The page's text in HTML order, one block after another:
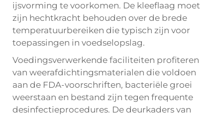
ijsvorming te voorkomen. De kleeflaag moet
zijn hechtkracht behouden over de brede
temperatuurbereiken die typisch zijn voor
toepassingen in voedselopslag.
Voedingsverwerkende faciliteiten profiteren
van weerafdichtingsmaterialen die voldoen
aan de FDA-voorschriften, bacteriële groei
weerstaan en bestand zijn tegen frequente
desinfectieprocedures. De deurkaders van